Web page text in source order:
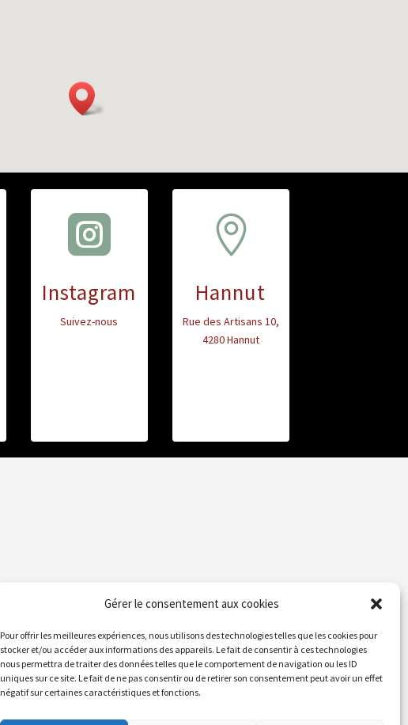
Gérer le consentement aux cookies
Pour offrir les meilleures expériences, nous utilisons des technologies telles que les cookies pour
stocker et/ou accéder aux informations des appareils. Le fait de consentir à ces technologies
nous permettra de traiter des données telles que le comportement de navigation ou les ID
uniques sur ce site. Le fait de ne pas consentir ou de retirer son consentement peut avoir un effet
négatif sur certaines caractéristiques et fonctions.

Instagram
Suivez-nous

Hannut
Rue des Artisans 10,
4280 Hannut